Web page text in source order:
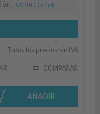
conectarse.
*
Todos los precios sin IVA
COMPARAR
AÑADIR